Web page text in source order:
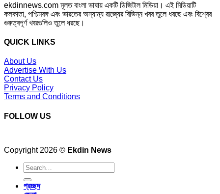
ekdinnews.com মূলত বাংলা ভাষায় একটি ডিজিটাল মিডিয়া। এই মিডিয়াটি
কলকাতা, পশ্চিমবঙ্গ এবং ভারতের অন্যান্য রাজ্যের বিভিন্ন খবর তুলে ধরছে এবং বিশ্বের
গুরুত্বপূর্ণ খবরগুলিও তুলে ধরছে।
QUICK LINKS
About Us
Advertise With Us
Contact Us
Privacy Policy
Terms and Conditions
FOLLOW US
Copyright 2026 © Ekdin News
প্রচ্ছদ